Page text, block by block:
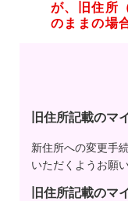
が、旧住所
のままの場
旧住所記載のマ
新住所への変更手
いただくようお願
旧住所記載のマ